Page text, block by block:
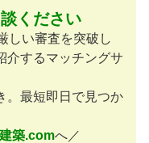
ください
しい審査を突破し
介するマッチングサ
。最短即日で見つか
築.comへ／